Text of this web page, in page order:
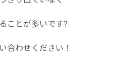
ことが多いです?
合わせください！